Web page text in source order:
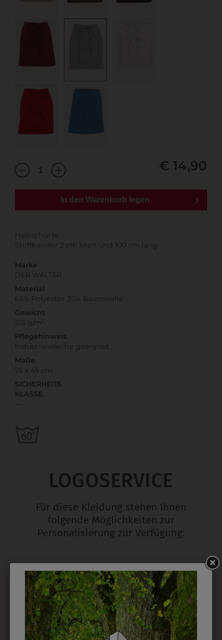
€ 14,90
In den Warenkorb legen
Halbschürze
Stoffbänder 2 cm breit und 100 cm lang
Marke
DER WALTER
Material
65% Polyester 35% Baumwolle
Gewicht
215 g/m²
Pflegehinweis
Industriewäsche geeignet
Maße
75 x 45 cm
SICHERHEITS
KLASSE
LOGOSERVICE
Für diese Kleidung stehen Ihnen
folgende Möglichkeiten zur
Personalisierung zur Verfügung:
STICK
Ab 1 Stück möglich in vielen Farben. 5mm ist
Mindesthöhe bei einem Schriftzug. Für Logos und
Namen optimal. Waschbar bis zu 95°C.